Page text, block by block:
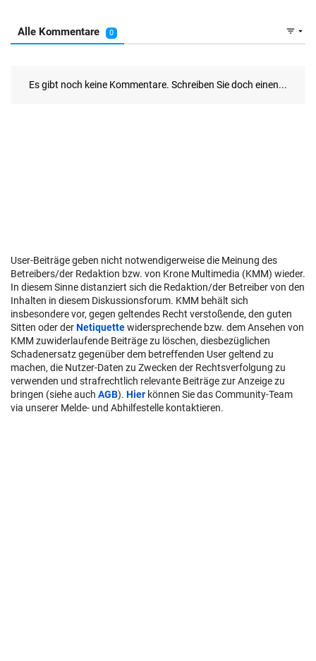
User-Beiträge geben nicht notwendigerweise die Meinung des
Betreibers/der Redaktion bzw. von Krone Multimedia (KMM) wieder.
In diesem Sinne distanziert sich die Redaktion/der Betreiber von den
Inhalten in diesem Diskussionsforum. KMM behält sich
insbesondere vor, gegen geltendes Recht verstoßende, den guten
Sitten oder derNetiquettewidersprechende bzw. dem Ansehen von
KMM zuwiderlaufende Beiträge zu löschen, diesbezüglichen
Schadenersatz gegenüber dem betreffenden User geltend zu
machen, die Nutzer-Daten zu Zwecken der Rechtsverfolgung zu
verwenden und strafrechtlich relevante Beiträge zur Anzeige zu
bringen (siehe auch AGB). Hier können Sie das Community-Team
via unserer Melde- und Abhilfestelle kontaktieren.